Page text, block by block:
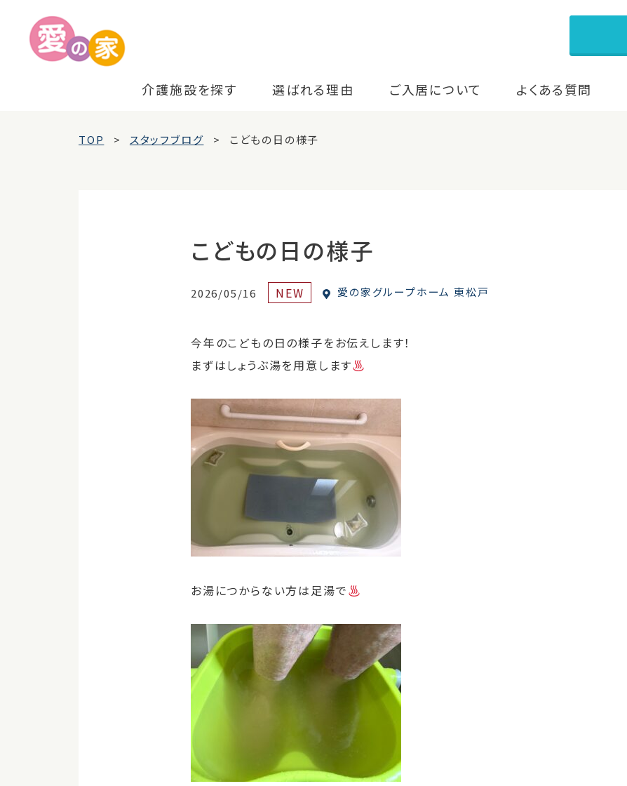
介護施設を探す 選ばれる理由 ご入居について よくある質問
TOP スタッフブログ こどもの日の様子
こどもの日の様子
2026/05/16 NEW 愛の家グループホーム 東松戸
今年のこどもの日の様子をお伝えします！
まずはしょうぶ湯を用意します
お湯につからない方は足湯で